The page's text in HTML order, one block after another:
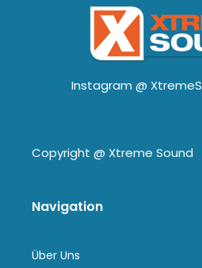
Instagram @
Copyright @ Xtreme Sound
Navigation
Über Uns